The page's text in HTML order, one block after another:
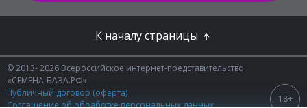
К началу страницы
© 2013- 2026 Всероссийское интернет-представительство
«СЕМЕНА-БАЗА.РФ»
Публичный договор (оферта)
Соглашение об обработке персональных данных
18+